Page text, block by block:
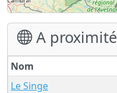
A proximité
Nom
Le Singe